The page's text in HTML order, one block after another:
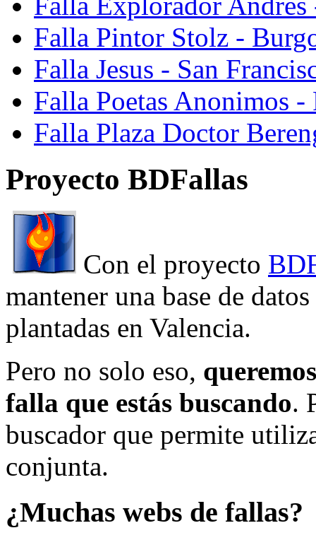
Falla Pintor Stolz -
Falla Jesus - San
Falla Poetas Anonimos
Falla Plaza Doctor
Proyecto BDFallas
Con el proyecto
mantener una base de
plantadas en Valencia.
Pero no solo eso,
falla que estás buscando.
buscador que permite
conjunta.
¿Muchas webs de fallas?